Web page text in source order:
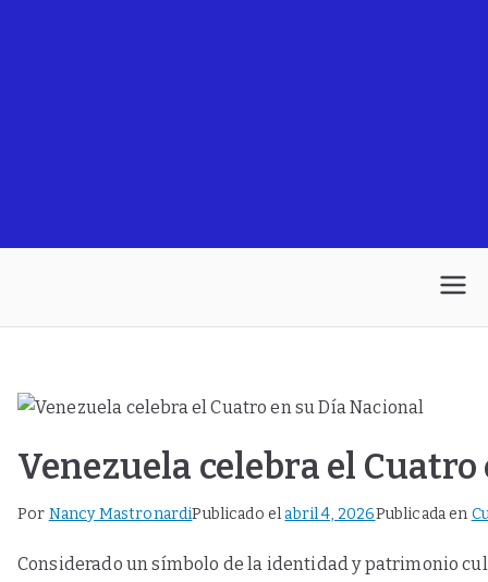
Venezuela celebra el
Por Nancy MastronardiPublicado elabril 4, 2026Publicada en
Considerado un símbolo de la identidad y patrimonio